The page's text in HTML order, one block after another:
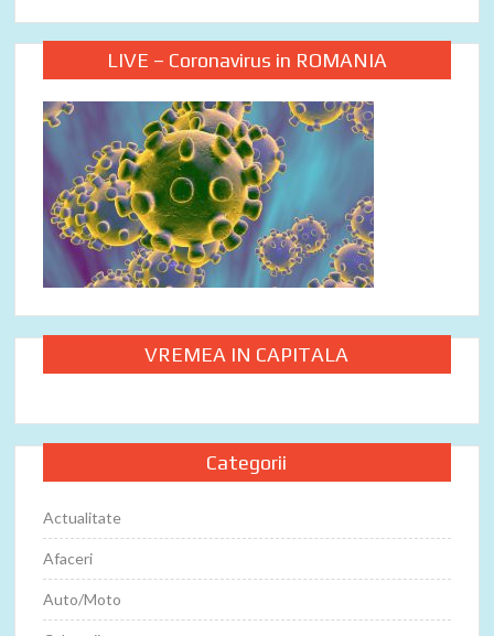
LIVE – Coronavirus in ROMANIA
VREMEA IN CAPITALA
Categorii
Actualitate
Afaceri
Auto/Moto